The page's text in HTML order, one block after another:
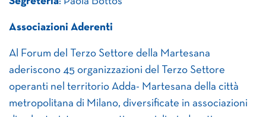
Associazioni Aderenti
Al Forum del Terzo Settore della Martesana
aderiscono 45 organizzazioni del Terzo Settore
operanti nel territorio Adda- Martesana della città
metropolitana di Milano, diversificate in associazioni